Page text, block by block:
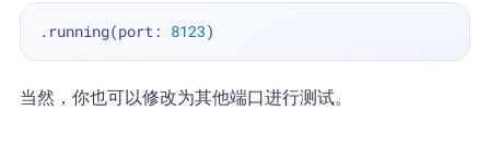
.running(port: 8123
当然，你也可以修改为其他端口进行测试。